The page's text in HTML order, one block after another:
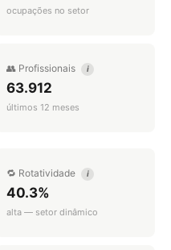
ocupações no setor
👥 Profissionais i
63.912
últimos 12 meses
🔁 Rotatividade i
40.3%
alta — setor dinâmico